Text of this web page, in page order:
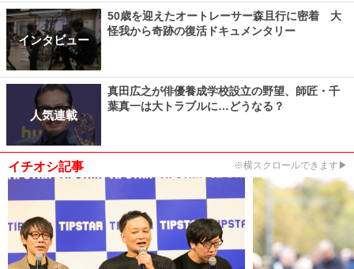
インタビュー
50歳を迎えたオートレーサー森且行に密着 大
怪我から奇跡の復活ドキュメンタリー
人気連載
真田広之が俳優養成学校設立の野望、師匠・千
葉真一は大トラブルに…どうなる？
イチオシ記事 ※横スクロールできます▶